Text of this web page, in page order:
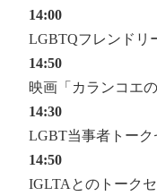
14:00
LGBTQフレンドリ
14:50
映画「カランコエ
14:30
LGBT当事者トーク
14:50
IGLTAとのトーク